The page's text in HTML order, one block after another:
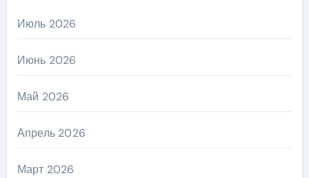
Июль 2026
Июнь 2026
Май 2026
Апрель 2026
Март 2026